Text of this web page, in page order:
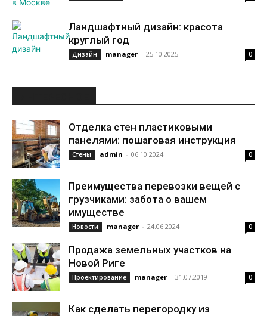
Ландшафтный дизайн: красота
круглый год
Дизайн manager - 25.10.2025 0
Отделка стен пластиковыми
панелями: пошаговая инструкция
Стены admin - 06.10.2024 0
Преимущества перевозки вещей с
грузчиками: забота о вашем
имуществе
Новости manager - 24.06.2024 0
Продажа земельных участков на
Новой Риге
Проектирование manager - 31.07.2019 0
Как сделать перегородку из